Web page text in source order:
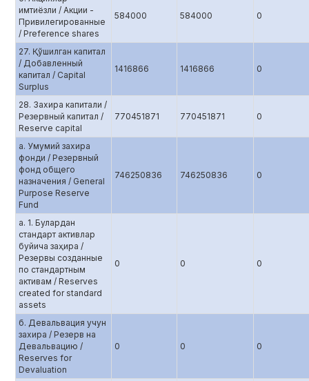
имтиёзли / Акции -
Привилегированные
/ Preference shares
584000 584000 0
27. Қўшилган капитал
/ Добавленный
капитал / Capital
Surplus
1416866 1416866 0
28. Захира капитали /
Резервный капитал /
Reserve capital
770451871 770451871 0
а. Умумий захира
фонди / Резервный
фонд общего
назначения / General
Purpose Reserve
Fund
746250836 746250836 0
а. 1. Булардан
стандарт активлар
буйича заҳира /
Резервы созданные
по стандартным
активам / Reserves
created for standard
assets
0 0 0
б. Девальвация учун
захира / Резерв на
Девальвацию /
Reserves for
Devaluation
0 0 0